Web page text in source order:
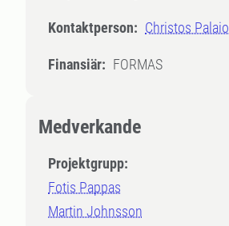
Kontaktperson: Christos
Finansiär: FORMAS
Medverkande
Projektgrupp:
Fotis Pappas
Martin Johnsson